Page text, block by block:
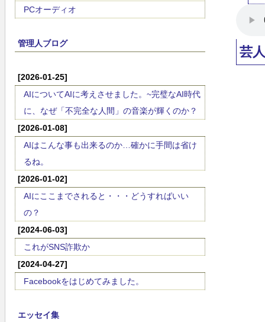
PCオーディオ
管理人ブログ
[2026-01-25]
AIについてAIに考えさせました。~完璧なAI時代
に、なぜ「不完全な人間」の音楽が輝くのか？
[2026-01-08]
AIはこんな事も出来るのか…確かに手間は省け
るね。
[2026-01-02]
AIにここまでされると・・・どうすればいい
の？
[2024-06-03]
これがSNS詐欺か
[2024-04-27]
Facebookをはじめてみました。
エッセイ集
芸